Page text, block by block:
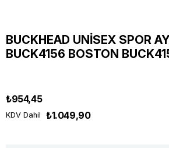
BUCKHEAD UNİSEX SPOR
BUCK4156 BOSTON
₺954,45
KDV Dahil ₺1.049,90